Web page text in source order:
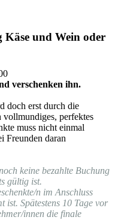
Käse und Wein oder
verschenken ihn.
doch erst durch die
perfektes
muss nicht einmal
Freunden daran
keine bezahlte Buchung
gültig ist.
n im Anschluss
ist. Spätestens 10 Tage vor
innen die finale